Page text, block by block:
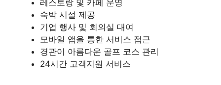
레스토랑 및 카페 운영
숙박 시설 제공
기업 행사 및 회의실 대여
모바일 앱을 통한 서비스 접근
경관이 아름다운 골프 코스 관리
24시간 고객지원 서비스